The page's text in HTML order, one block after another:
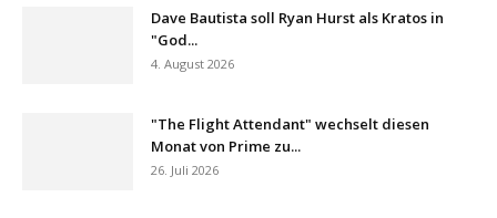
Dave Bautista soll Ryan Hurst als Kratos in
"God...
4. August 2026
"The Flight Attendant" wechselt diesen
Monat von Prime zu...
26. Juli 2026